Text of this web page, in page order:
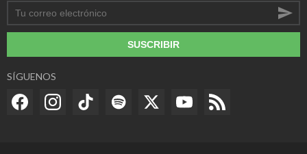
SUSCRIBIR
SÍGUENOS